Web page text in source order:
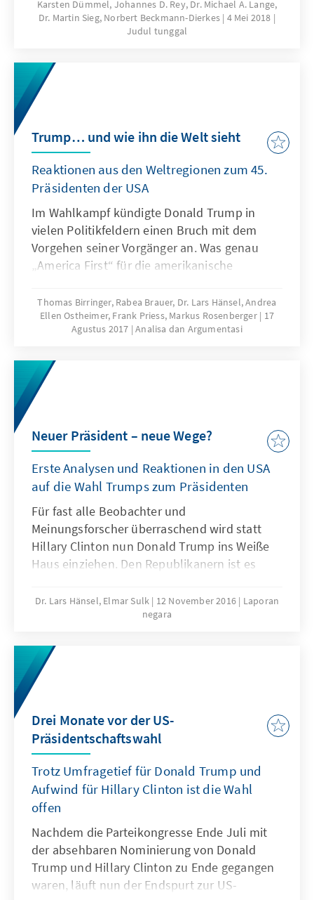
Region selbst. Russland, China, die Türkei und
die Golfstaaten gewinnen mit
unterschiedlichen Ressourcenausstattungen,
Intentionen und Interessen an Einfluss in
dieser Enklave innerhalb der Europäischen
Union – politisch, wirtschaftlich und kulturell.
Karsten Dümmel, Johannes D. Rey, Dr. Michael A. Lange,
Dr. Martin Sieg, Norbert Beckmann-Dierkes 4 Mei 2018
Judul tunggal
Trump… und wie ihn die Welt sieht
Reaktionen aus den Weltregionen zum 45.
Präsidenten der USA
Im Wahlkampf kündigte Donald Trump in
vielen Politikfeldern einen Bruch mit dem
Vorgehen seiner Vorgänger an. Was genau
„America First“ für die amerikanische
nach seinem Amtsantritt jedoch offen. Bis
heute ist seine Präsidentschaft mit
Fragezeichen versehen und von
Papier liefert Hintergrundinformationen über
die weltweiten Wahrnehmungen der neuen
politischen Ausrichtung der USA unter
Erklärungsmuster für Trumps Wahlsieg ab
auf.
Thomas Birringer, Rabea Brauer, Dr. Lars Hänsel, Andrea
Ellen Ostheimer, Frank Priess, Markus Rosenberger
17
Agustus 2017 Analisa dan Argumentasi
Neuer Präsident – neue Wege?
Erste Analysen und Reaktionen in den USA
auf die Wahl Trumps zum Präsidenten
Für fast alle Beobachter und
Meinungsforscher überraschend wird statt
Hillary Clinton nun Donald Trump ins Weiße
Haus einziehen. Den Republikanern ist es
Häusern des Kongresses zu behaupten.
Dr. Lars Hänsel, Elmar Sulk 12 November 2016
Laporan
negara
Drei Monate vor der US-
Präsidentschaftswahl
Trotz Umfragetief für Donald Trump und
Aufwind für Hillary Clinton ist die Wahl
offen
Nachdem die Parteikongresse Ende Juli mit
der absehbaren Nominierung von Donald
Trump und Hillary Clinton zu Ende gegangen
waren, läuft nun der Endspurt zur US-